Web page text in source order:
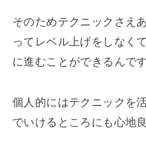
そのためテクニックさえ
ってレベル上げをしなく
に進むことができるんです
個人的にはテクニックを
でいけるところにも心地